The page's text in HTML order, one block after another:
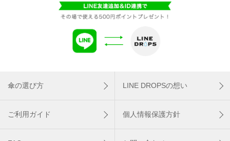
傘の選び方 LINE DROPSの想い
ご利用ガイド 個人情報保護方針